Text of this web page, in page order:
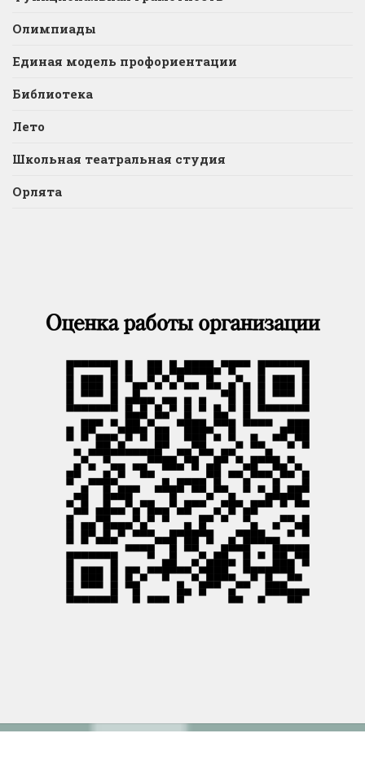
Олимпиады
Единая модель профориентации
Библиотека
Лето
Школьная театральная студия
Орлята